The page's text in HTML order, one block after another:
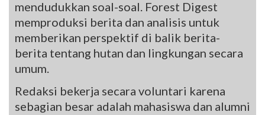
mendudukkan soal-soal. Forest Digest
memproduksi berita dan analisis untuk
memberikan perspektif di balik berita-
berita tentang hutan dan lingkungan secara
umum.
Redaksi bekerja secara voluntari karena
sebagian besar adalah mahasiswa dan alumni